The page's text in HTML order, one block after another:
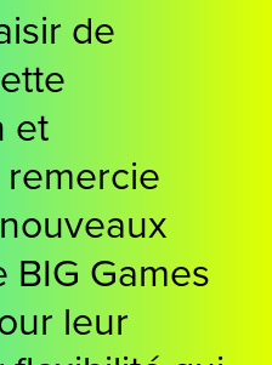
de
et
Games
leur